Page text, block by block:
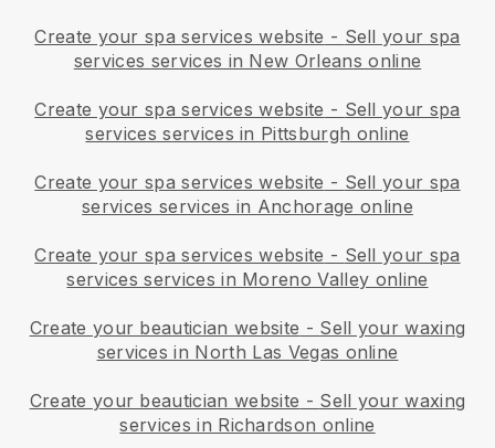
Create your spa services website - Sell your spa
services services in New Orleans online
Create your spa services website - Sell your spa
services services in Pittsburgh online
Create your spa services website - Sell your spa
services services in Anchorage online
Create your spa services website - Sell your spa
services services in Moreno Valley online
Create your beautician website - Sell your waxing
services in North Las Vegas online
Create your beautician website - Sell your waxing
services in Richardson online